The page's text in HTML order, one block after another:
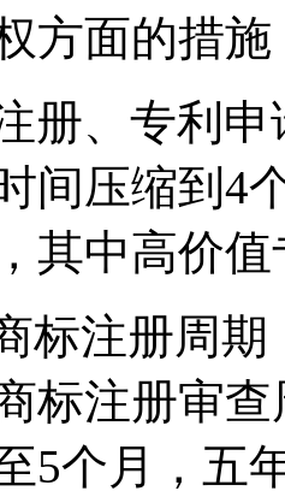
方面的措施
册、专利
间压缩到4
其中高价
标注册周
标注册审
5个月，五